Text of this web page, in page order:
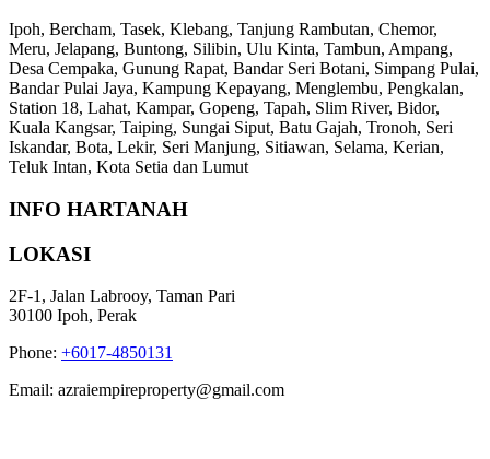
Ipoh, Bercham, Tasek, Klebang, Tanjung Rambutan, Chemor,
Meru, Jelapang, Buntong, Silibin, Ulu Kinta, Tambun, Ampang,
Desa Cempaka, Gunung Rapat, Bandar Seri Botani, Simpang Pulai,
Bandar Pulai Jaya, Kampung Kepayang, Menglembu, Pengkalan,
Station 18, Lahat, Kampar, Gopeng, Tapah, Slim River, Bidor,
Kuala Kangsar, Taiping, Sungai Siput, Batu Gajah, Tronoh, Seri
Iskandar, Bota, Lekir, Seri Manjung, Sitiawan, Selama, Kerian,
Teluk Intan, Kota Setia dan Lumut
INFO HARTANAH
LOKASI
2F-1, Jalan Labrooy, Taman Pari
30100 Ipoh, Perak
Phone: +6017-4850131
Email: azraiempireproperty@gmail.com